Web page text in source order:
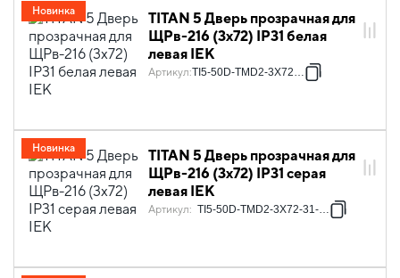
TITAN 5 Дверь прозрачная для
ЩРв-216 (3х72) IP31 белая
левая IEK
Артикул:TI5-50D-TMD2-3X72-31
Новинка
TITAN 5 Дверь прозрачная для
ЩРв-216 (3х72) IP31 серая
левая IEK
Артикул: TI5-50D-TMD2-3X72-31-7035
Новинка